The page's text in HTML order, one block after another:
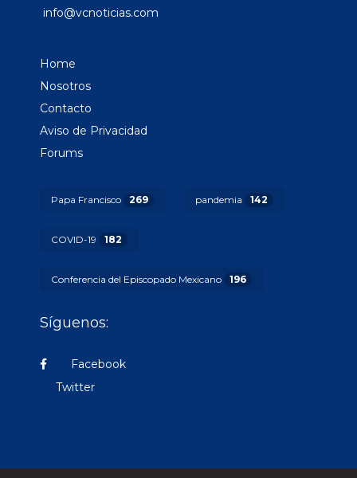
info@vcnoticias.com
Home
Nosotros
Contacto
Aviso de Privacidad
Forums
Papa Francisco 269 pandemia 142
COVID-19 182
Conferencia del Episcopado Mexicano 196
Síguenos:
Facebook
Twitter